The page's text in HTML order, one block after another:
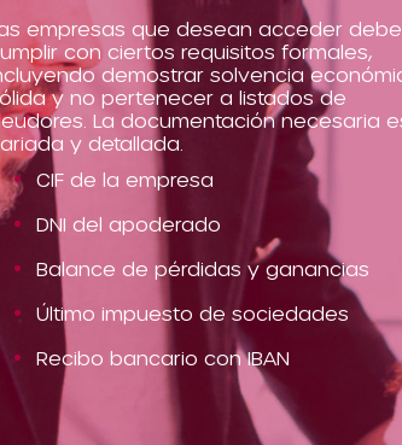
empresas que desean acceder
con ciertos requisitos formales,
demostrar solvencia
y no pertenecer a listados de
La documentación necesaria
y detallada.
CIF de la empresa
DNI del apoderado
Balance de pérdidas y ganancias
Último impuesto de sociedades
Recibo bancario con IBAN